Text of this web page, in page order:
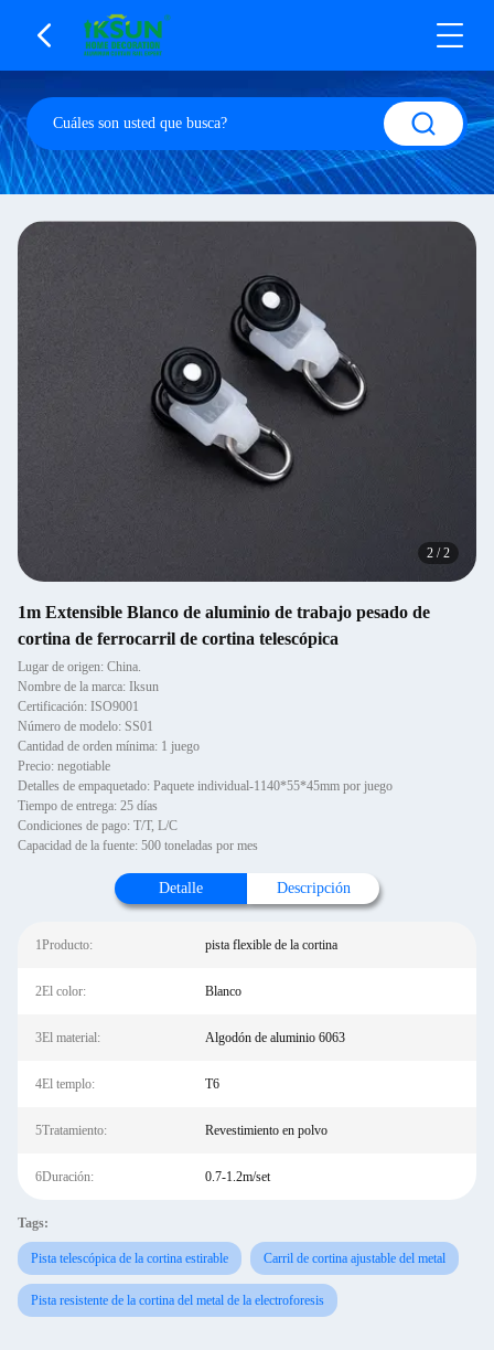
2 /2
1m Extensible Blanco de aluminio de trabajo pesado de
cortina de ferrocarril de cortina telescópica
Lugar de origen: China.
Nombre de la marca: Iksun
Certificación: ISO9001
Número de modelo: SS01
Cantidad de orden mínima: 1 juego
Precio: negotiable
Detalles de empaquetado: Paquete individual-1140*55*45mm por juego
Tiempo de entrega: 25 días
Condiciones de pago: T/T, L/C
Capacidad de la fuente: 500 toneladas por mes
Detalle Descripción
1Producto: pista flexible de la cortina
2El color: Blanco
3El material: Algodón de aluminio 6063
4El templo: T6
5Tratamiento: Revestimiento en polvo
6Duración: 0.7-1.2m/set
Tags:
Pista telescópica de la cortina estirable Carril de cortina ajustable del metal
Pista resistente de la cortina del metal de la electroforesis